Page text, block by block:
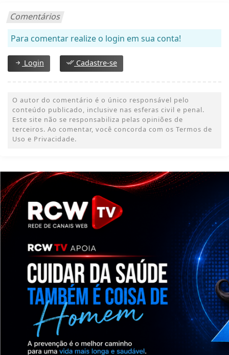
Comentários
Para comentar realize o login em sua conta!
Login Cadastre-se
O autor do comentário é o único responsável pelo
conteúdo publicado, inclusive nas esferas civil e penal.
Este site não se responsabiliza pelas opiniões de
terceiros. Ao comentar, você concorda com os Termos de
Uso e Privacidade.